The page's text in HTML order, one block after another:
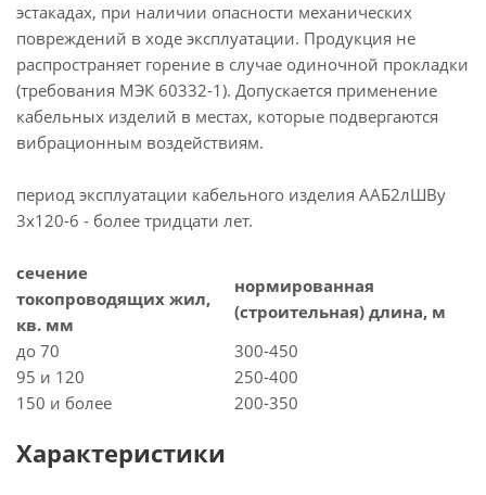
эстакадах, при наличии опасности механических
повреждений в ходе эксплуатации. Продукция не
распространяет горение в случае одиночной прокладки
(требования МЭК 60332-1). Допускается применение
кабельных изделий в местах, которые подвергаются
вибрационным воздействиям.
период эксплуатации кабельного изделия ААБ2лШВу
3х120-6 - более тридцати лет.
сечение
токопроводящих жил,
кв. мм
нормированная
(строительная) длина, м
до 70
300-450
95 и 120
250-400
150 и более
200-350
Характеристики